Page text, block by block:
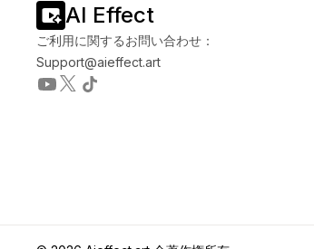
AI Effect
ご利用に関するお問い合わせ：
Support@aieffect.art
サイトのトラフィック分析と体験向上のために